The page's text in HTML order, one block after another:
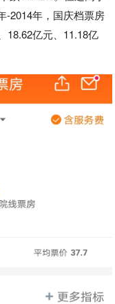
-2014年，国庆档票房
18.62亿元、11.18亿